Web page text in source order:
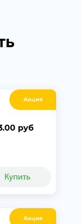
Акция
руб
Акция